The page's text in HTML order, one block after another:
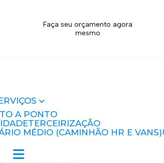
Faça seu orçamento agora
mesmo
A PONTO
TERCEIRIZAÇÃO
MÉDIO (CAMINHÃO HR E VANS)